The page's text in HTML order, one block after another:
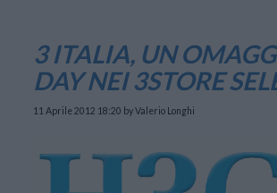
3 ITALIA, UN
DAY NEI 3STORE
11 Aprile 2012 18:20 by Valerio Longhi